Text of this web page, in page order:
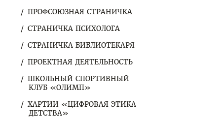
ПРОФСОЮЗНАЯ СТРАНИЧКА
СТРАНИЧКА ПСИХОЛОГА
СТРАНИЧКА БИБЛИОТЕКАРЯ
ПРОЕКТНАЯ ДЕЯТЕЛЬНОСТЬ
ШКОЛЬНЫЙ СПОРТИВНЫЙ
КЛУБ «ОЛИМП»
ХАРТИИ «ЦИФРОВАЯ ЭТИКА
ДЕТСТВА»